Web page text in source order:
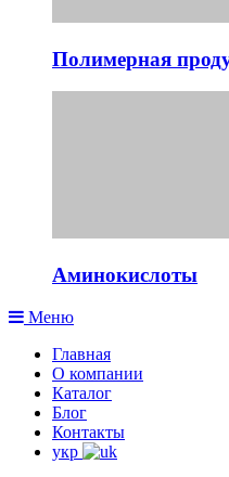
Полимерная
Аминокислоты
Меню
Главная
О компании
Каталог
Блог
Контакты
укр